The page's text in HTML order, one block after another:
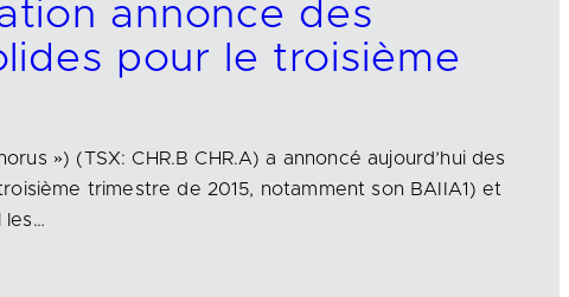
annonce des
pour le troisième
») (TSX: CHR.B CHR.A) a annoncé aujourd’hui des
trimestre de 2015, notamment son BAIIA1) et
les…